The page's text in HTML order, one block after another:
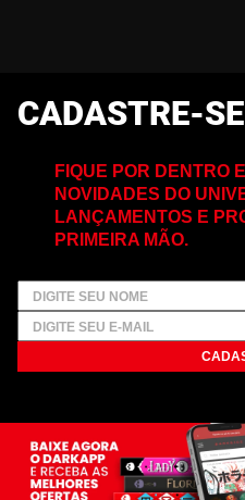
CADASTRE-SE
FIQUE POR DENTRO
NOVIDADES DO
LANÇAMENTOS E
PRIMEIRA MÃO.